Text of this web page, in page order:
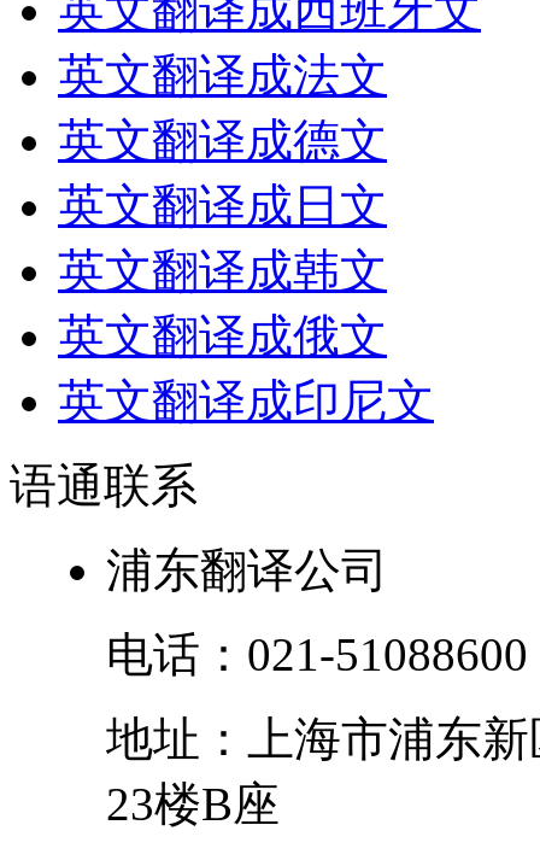
英文翻译成法文
英文翻译成德文
英文翻译成日文
英文翻译成韩文
英文翻译成俄文
英文翻译成印尼文
语通联系
浦东翻译公司
电话： 021-51088600
地址：
上海市浦东新
23楼B座